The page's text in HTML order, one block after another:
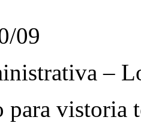
09
–
para vistoria